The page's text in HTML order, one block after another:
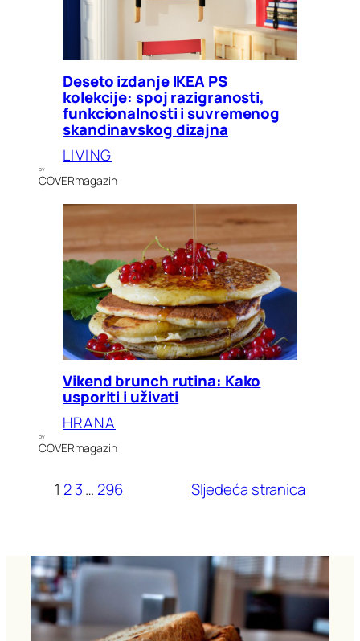
Deseto izdanje IKEA PS
kolekcije: spoj razigranosti,
funkcionalnosti i suvremenog
skandinavskog dizajna
LIVING
by
COVERmagazin
Vikend brunch rutina: Kako
usporiti i uživati
HRANA
by
COVERmagazin
1 2 3… 296 Sljedeća stranica